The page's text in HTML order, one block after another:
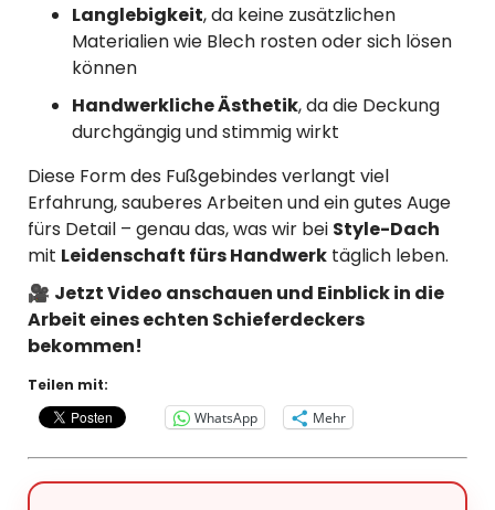
Langlebigkeit, da keine zusätzlichen
Materialien wie Blech rosten oder sich lösen
können
Handwerkliche Ästhetik, da die Deckung
durchgängig und stimmig wirkt
Diese Form des Fußgebindes verlangt viel
Erfahrung, sauberes Arbeiten und ein gutes Auge
fürs Detail – genau das, was wir bei Style-Dach
mit Leidenschaft fürs Handwerk täglich leben.
🎥 Jetzt Video anschauen und Einblick in die
Arbeit eines echten Schieferdeckers
bekommen!
Teilen mit:
WhatsApp
Mehr